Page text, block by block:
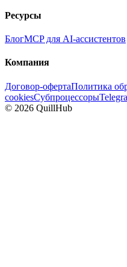
Ресурсы
БлогMCP для AI-ассистентов
Компания
Договор-офертаПолитика
cookiesСубпроцессоры
© 2026 QuillHub